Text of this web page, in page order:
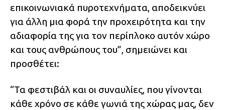
επικοινωνιακά πυροτεχνήματα, αποδεικνύει
για άλλη μια φορά την προχειρότητα και την
αδιαφορία της για τον περίπλοκο αυτόν χώρο
και τους ανθρώπους του”, σημειώνει και
προσθέτει:
“Τα φεστιβάλ και οι συναυλίες, που γίνονται
κάθε χρόνο σε κάθε γωνιά της χώρας μας, δεν